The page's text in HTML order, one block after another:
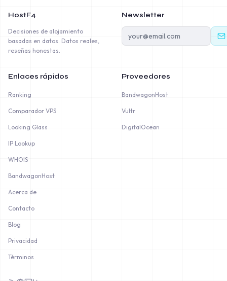
HostF4
Decisiones de alojamiento
basadas en datos. Datos reales,
reseñas honestas.
Newsletter
Enlaces rápidos
Ranking
Comparador VPS
Looking Glass
IP Lookup
WHOIS
BandwagonHost
Acerca de
Contacto
Blog
Privacidad
Términos
Proveedores
BandwagonHost
Vultr
DigitalOcean